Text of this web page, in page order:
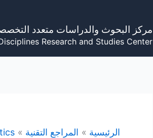
مركز البحوث والدراسات متعدد
Research and Studies Center
الرئيسية المراجع التقنية